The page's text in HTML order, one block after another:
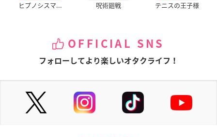
ヒプノシスマ... 呪術廻戦 テニスの王子様
OFFICIAL SNS
フォローしてより楽しいオタクライフ！